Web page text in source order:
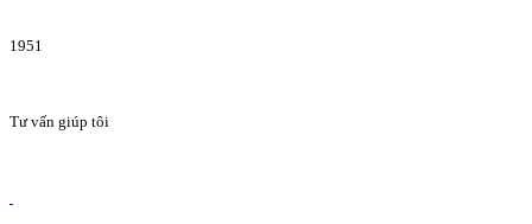
1951
Tư vấn giúp tôi